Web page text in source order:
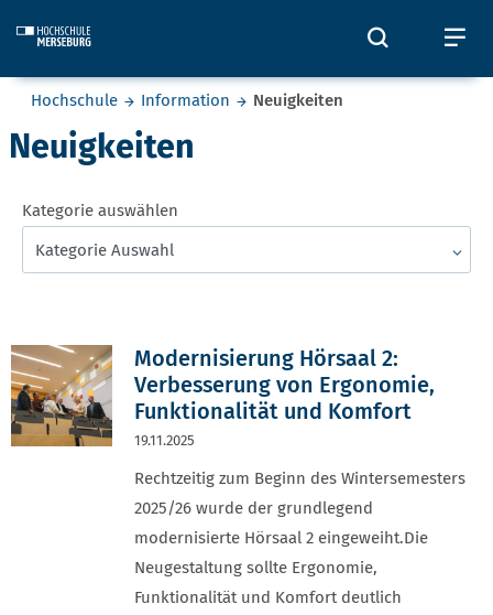
Öffnet
Sie befinden sich hier:
Hochschule Information Neuigkeiten
Neuigkeiten
Kategorie auswählen
Kategorie Auswahl
Modernisierung Hörsaal 2:
Verbesserung von Ergonomie,
Funktionalität und Komfort
19.11.2025
Rechtzeitig zum Beginn des Wintersemesters
2025/26 wurde der grundlegend
modernisierte Hörsaal 2 eingeweiht.Die
Neugestaltung sollte Ergonomie,
Funktionalität und Komfort deutlich